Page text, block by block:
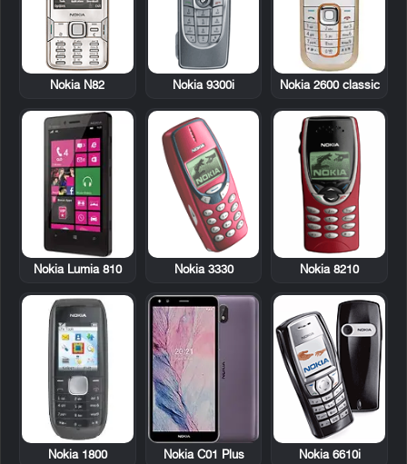
Nokia 2600 classic
Nokia 9300i
Nokia N82
Nokia 8210
Nokia 3330
Nokia Lumia 810
Nokia 6610i
Nokia C01 Plus
Nokia 1800